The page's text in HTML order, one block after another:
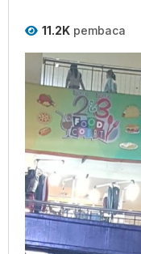
11.2K pembaca